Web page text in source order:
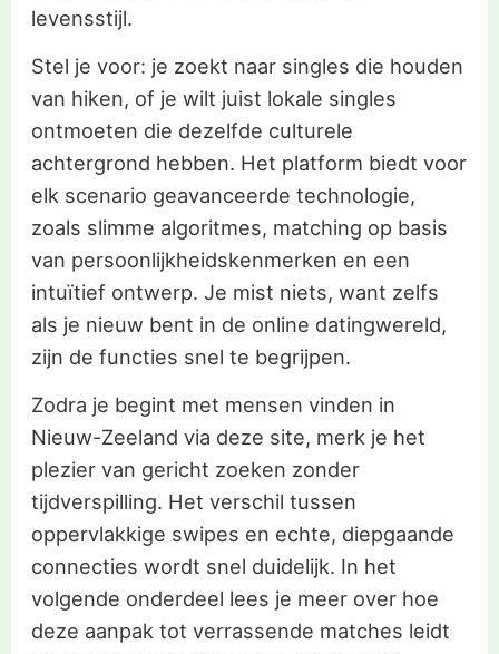
levensstijl.
Stel je voor: je zoekt naar singles die houden
van hiken, of je wilt juist lokale singles
ontmoeten die dezelfde culturele
achtergrond hebben. Het platform biedt voor
elk scenario geavanceerde technologie,
zoals slimme algoritmes, matching op basis
van persoonlijkheidskenmerken en een
intuïtief ontwerp. Je mist niets, want zelfs
als je nieuw bent in de online datingwereld,
zijn de functies snel te begrijpen.
Zodra je begint met mensen vinden in
Nieuw-Zeeland via deze site, merk je het
plezier van gericht zoeken zonder
tijdverspilling. Het verschil tussen
oppervlakkige swipes en echte, diepgaande
connecties wordt snel duidelijk. In het
volgende onderdeel lees je meer over hoe
deze aanpak tot verrassende matches leidt